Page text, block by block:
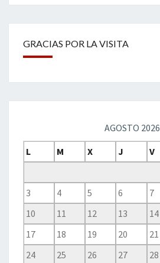
GRACIAS POR LA VISITA
AGOSTO 2026
L
M X J V
3
4 5 6 7
10
11 12 13 14
17
18 19 20 21
24
25 26 27 28